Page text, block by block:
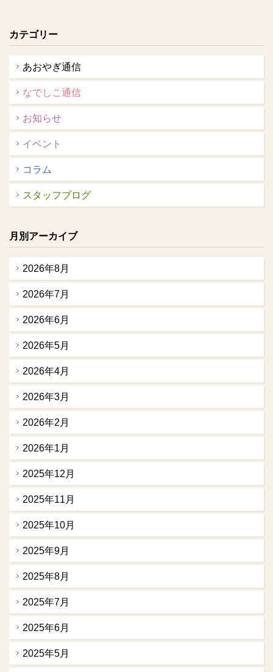
カテゴリー
あおやぎ通信
なでしこ通信
お知らせ
イベント
コラム
スタッフブログ
月別アーカイブ
2026年8月
2026年7月
2026年6月
2026年5月
2026年4月
2026年3月
2026年2月
2026年1月
2025年12月
2025年11月
2025年10月
2025年9月
2025年8月
2025年7月
2025年6月
2025年5月